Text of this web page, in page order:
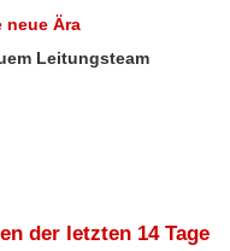
neue Ära
Leitungsteam
der letzten 14 Tage